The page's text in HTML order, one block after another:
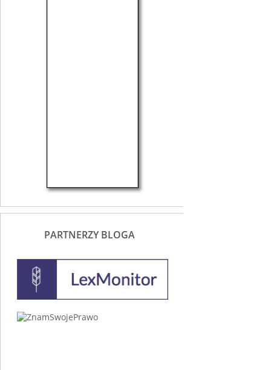
PARTNERZY BLOGA